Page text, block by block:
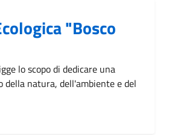
"Bosco
lo scopo di dedicare una
della natura, dell'ambiente e del